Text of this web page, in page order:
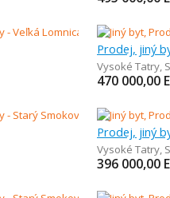
Prodej, jiný
Vysoké Tatry,
470 000,00
Prodej, jiný
Vysoké Tatry,
396 000,00